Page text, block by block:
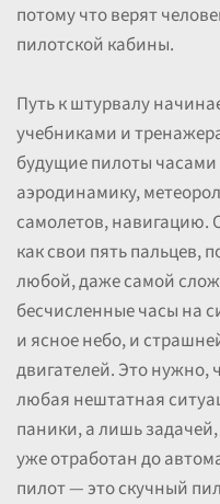
потому что верят
пилотской кабины.
Путь к штурвалу
учебниками и
будущие пилоты
аэродинамику,
самолетов, навигацию.
как свои пять пальцев,
любой, даже самой
бесчисленные часы на
и ясное небо, и
двигателей. Это нужно,
любая нештатная
паники, а лишь
уже отработан до
пилот — это скучный